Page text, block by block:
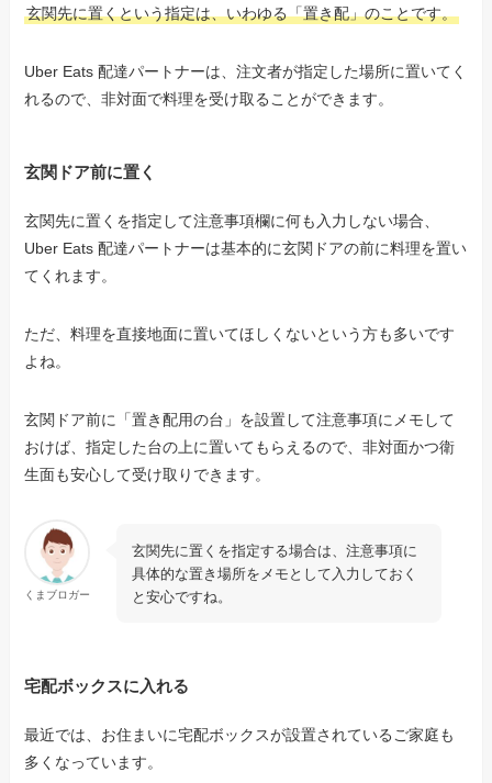
玄関先に置くという指定は、いわゆる「置き配」のことです。
Uber Eats 配達パートナーは、注文者が指定した場所に置いてく
れるので、非対面で料理を受け取ることができます。
玄関ドア前に置く
玄関先に置くを指定して注意事項欄に何も入力しない場合、
Uber Eats 配達パートナーは基本的に玄関ドアの前に料理を置い
てくれます。
ただ、料理を直接地面に置いてほしくないという方も多いです
よね。
玄関ドア前に「置き配用の台」を設置して注意事項にメモして
おけば、指定した台の上に置いてもらえるので、非対面かつ衛
生面も安心して受け取りできます。
くまブロガー
玄関先に置くを指定する場合は、注意事項に
具体的な置き場所をメモとして入力しておく
と安心ですね。
宅配ボックスに入れる
最近では、お住まいに宅配ボックスが設置されているご家庭も
多くなっています。